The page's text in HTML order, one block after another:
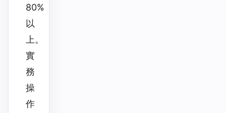
80%
以
上。
實
務
操
作